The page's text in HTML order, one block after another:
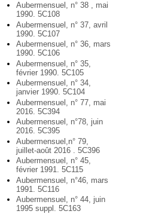
Aubermensuel, n° 38 , mai
1990. 5C108
Aubermensuel, n° 37, avril
1990. 5C107
Aubermensuel, n° 36, mars
1990. 5C106
Aubermensuel, n° 35,
février 1990. 5C105
Aubermensuel, n° 34,
janvier 1990. 5C104
Aubermensuel, n° 77, mai
2016. 5C394
Aubermensuel, n°78, juin
2016. 5C395
Aubermensuel,n° 79,
juillet-août 2016 . 5C396
Aubermensuel, n° 45,
février 1991. 5C115
Aubermensuel, n°46, mars
1991. 5C116
Aubermensuel, n° 44, juin
1995 suppl. 5C163